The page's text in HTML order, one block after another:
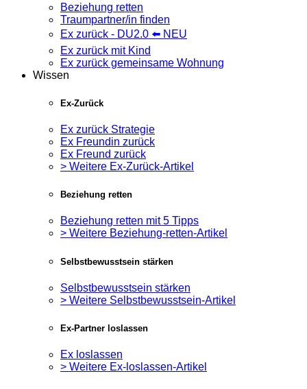
Beziehung retten
Traumpartner/in finden
Ex zurück - DU2.0 ⬅️ NEU
Ex zurück mit Kind
Ex zurück gemeinsame Wohnung
Wissen
Ex-Zurück
Ex zurück Strategie
Ex Freundin zurück
Ex Freund zurück
> Weitere Ex-Zurück-Artikel
Beziehung retten
Beziehung retten mit 5 Tipps
> Weitere Beziehung-retten-Artikel
Selbstbewusstsein stärken
Selbstbewusstsein stärken
> Weitere Selbstbewusstsein-Artikel
Ex-Partner loslassen
Ex loslassen
> Weitere Ex-loslassen-Artikel